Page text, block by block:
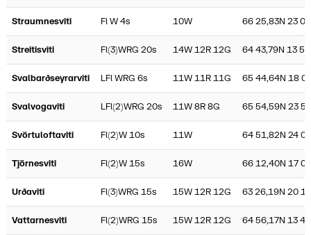
Straumnesviti Fl W 4s 10W 66 25,83N 23
Streitisviti Fl(3)WRG 20s 14W 12R 12G 64 43,79N 13
Svalbarðseyrarviti LFl WRG 6s 11W 11R 11G 65 44,64N 18
Svalvogaviti LFl(2)WRG 20s 11W 8R 8G 65 54,59N 23
Svörtuloftaviti Fl(2)W 10s 11W 64 51,82N 24
Tjörnesviti Fl(2)W 15s 16W 66 12,40N 17
Urðaviti Fl(3)WRG 15s 15W 12R 12G 63 26,19N 20
Vattarnesviti Fl(2)WRG 15s 15W 12R 12G 64 56,17N 13